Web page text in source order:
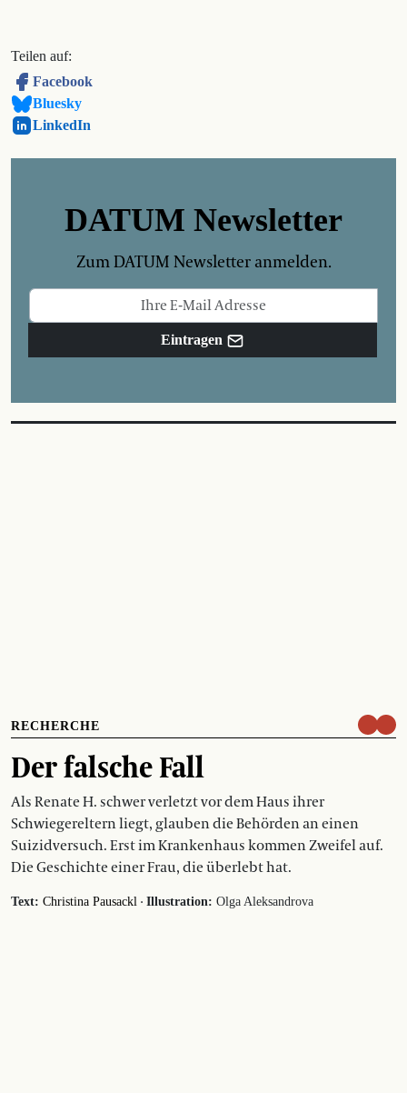
Teilen auf:
Facebook
Bluesky
LinkedIn
DATUM Newsletter
Zum DATUM Newsletter anmelden.
Eintragen
RECHERCHE
Der falsche Fall
Als Renate H. schwer verletzt vor dem Haus ihrer
Schwiegereltern liegt, glauben die Behörden an einen
Suizidversuch. Erst im Krankenhaus kommen Zweifel auf.
Die Geschichte einer Frau, die überlebt hat.
Text: Christina Pausackl · Illustration: Olga Aleksandrova